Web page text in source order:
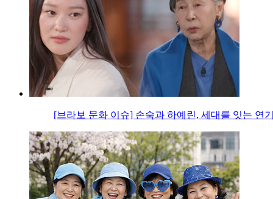
[브라보 문화 이슈] 손숙과 하예린, 세대를 잇는 연